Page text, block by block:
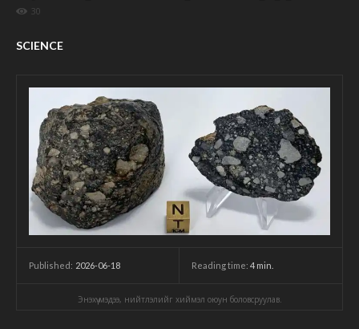
30
SCIENCE
Published: 2026-06-18 Reading time: 4 min.
Энэхүү мэдээ, нийтлэлийг хиймэл оюун боловсруулав.